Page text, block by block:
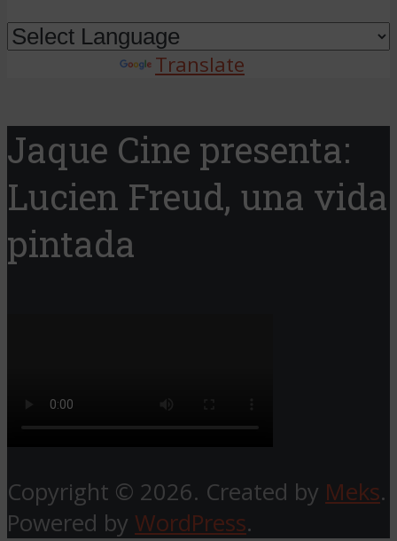
Translate
Jaque Cine presenta:
Lucien Freud, una vida
pintada
Copyright © 2026. Created by Meks.
Powered by WordPress.